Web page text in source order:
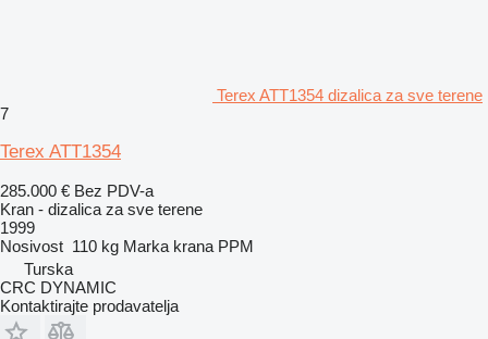
Terex ATT1354 dizalica za sve terene
7
Terex ATT1354
285.000 € Bez PDV-a
Kran - dizalica za sve terene
1999
Nosivost 110 kg Marka krana PPM
Turska
CRC DYNAMIC
Kontaktirajte prodavatelja